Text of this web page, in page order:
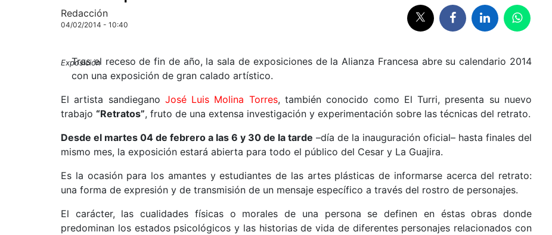
Redacción
04/02/2014 - 10:40
Exposición
Tras el receso de fin de año, la sala de exposiciones de la Alianza Francesa abre su calendario 2014
con una exposición de gran calado artístico.
El artista sandiegano José Luis Molina Torres, también conocido como El Turri, presenta su nuevo
trabajo “Retratos”, fruto de una extensa investigación y experimentación sobre las técnicas del retrato.
Desde el martes 04 de febrero a las 6 y 30 de la tarde –día de la inauguración oficial– hasta finales del
mismo mes, la exposición estará abierta para todo el público del Cesar y La Guajira.
Es la ocasión para los amantes y estudiantes de las artes plásticas de informarse acerca del retrato:
una forma de expresión y de transmisión de un mensaje específico a través del rostro de personajes.
El carácter, las cualidades físicas o morales de una persona se definen en éstas obras donde
predominan los estados psicológicos y las historias de vida de diferentes personajes relacionados con